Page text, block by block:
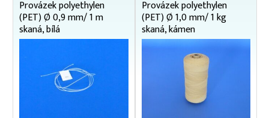
Provázek polyethylen
(PET) Ø 0,9 mm/ 1 m
skaná, bílá
Provázek polyethylen
(PET) Ø 1,0 mm/ 1 kg
skaná, kámen